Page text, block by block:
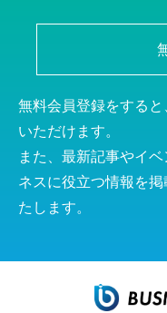
無料会員登録をする
いただけます。
また、最新記事やイ
ネスに役立つ情報を
たします。